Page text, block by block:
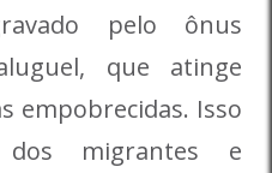
pelo ônus
que atinge
empobrecidas. Isso
migrantes e